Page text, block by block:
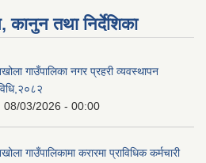
कानुन तथा निर्देशिका
गाउँपालिका नगर प्रहरी व्यवस्थापन
08/03/2026 - 00:00
गाउँपालिकामा करारमा प्राविधिक कर्मचारी